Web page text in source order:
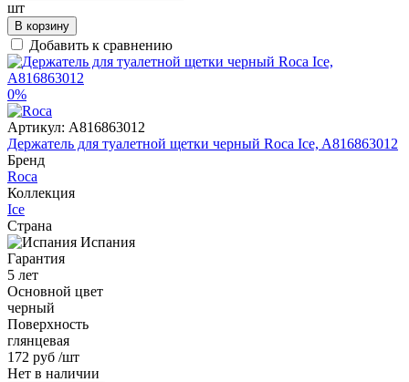
шт
В корзину
Добавить к сравнению
0%
Артикул: A816863012
Держатель для туалетной щетки черный Roca Ice, A816863012
Бренд
Roca
Коллекция
Ice
Страна
Испания
Гарантия
5 лет
Основной цвет
черный
Поверхность
глянцевая
172 руб /шт
Нет в наличии